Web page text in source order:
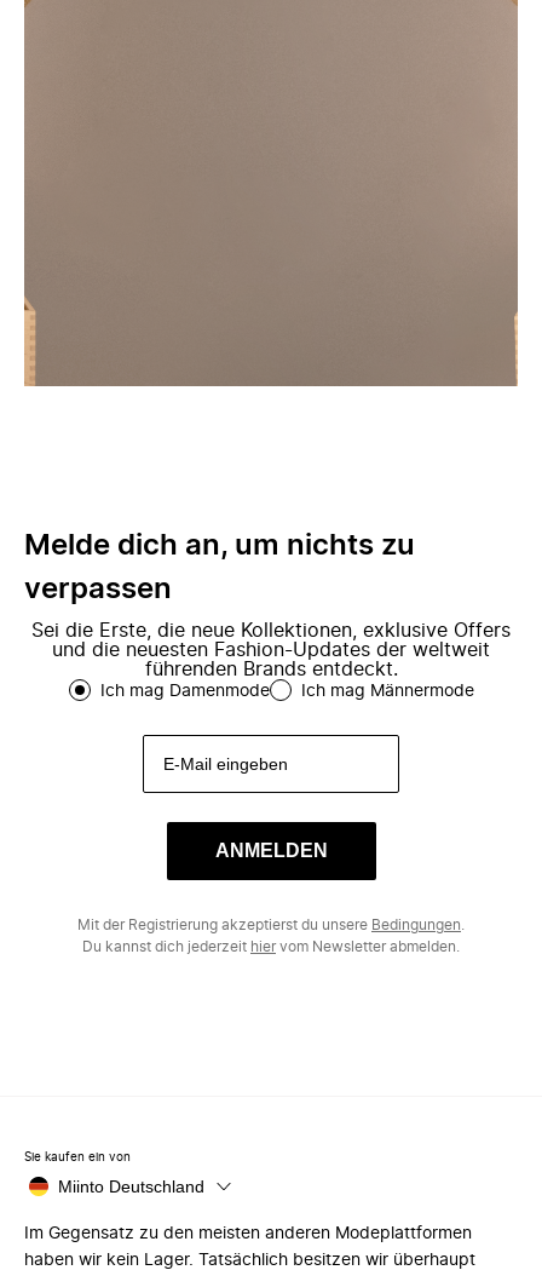
Melde dich an, um nichts zu
verpassen
Sei die Erste, die neue Kollektionen, exklusive Offers
und die neuesten Fashion-Updates der weltweit
führenden Brands entdeckt.
Ich mag Damenmode Ich mag Männermode
ANMELDEN
Mit der Registrierung akzeptierst du unsere Bedingungen
Du kannst dich jederzeit hiervom Newsletter abmelden.
Sie kaufen ein von
Miinto Deutschland
Im Gegensatz zu den meisten anderen Modeplattformen
haben wir kein Lager. Tatsächlich besitzen wir überhaupt